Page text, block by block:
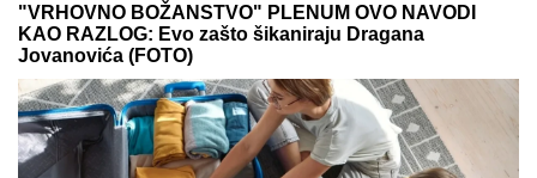
"VRHOVNO BOŽANSTVO" PLENUM OVO NAVODI
KAO RAZLOG: Evo zašto šikaniraju Dragana
Jovanovića (FOTO)